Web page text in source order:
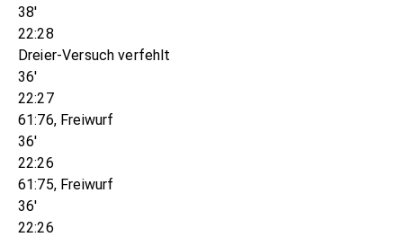
38'
22:28
Dreier-Versuch verfehlt
36'
22:27
61:76, Freiwurf
36'
22:26
61:75, Freiwurf
36'
22:26